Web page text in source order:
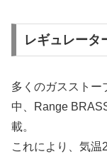
レギュレータ
多くのガスストー
中、Range
載。
これにより、気